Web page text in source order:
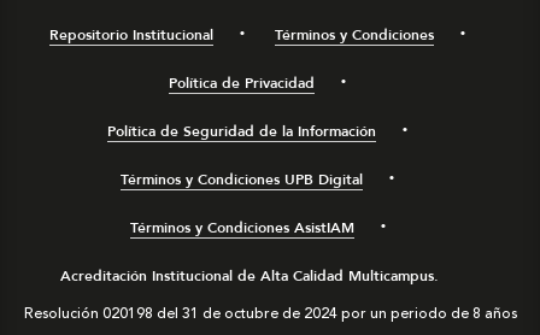
Repositorio Institucional Términos y Condiciones
Política de Privacidad
Política de Seguridad de la Información
Términos y Condiciones UPB Digital
Términos y Condiciones AsistIAM
Acreditación Institucional de Alta Calidad Multicampus.
Resolución 020198 del 31 de octubre de 2024 por un periodo de 8 años